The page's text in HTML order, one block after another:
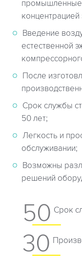
промышленные
Введение
естественной
После
Срок службы
50 лет;
Легкость и
обслуживании;
Возможны
решений
50 Cрок
30